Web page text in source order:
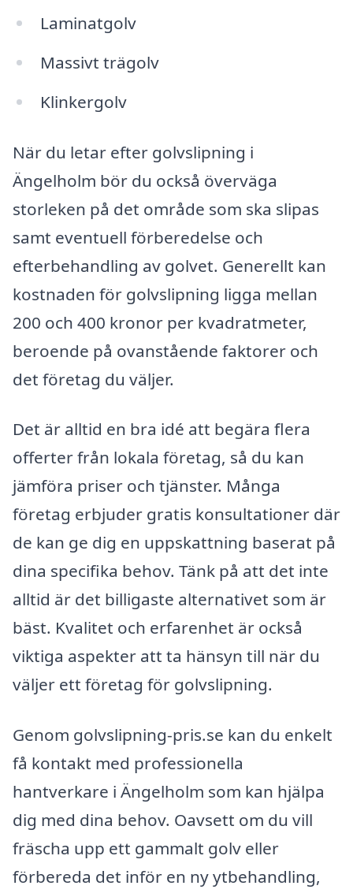
Laminatgolv
Massivt trägolv
Klinkergolv
När du letar efter golvslipning i
Ängelholm bör du också överväga
storleken på det område som ska slipas
samt eventuell förberedelse och
efterbehandling av golvet. Generellt kan
kostnaden för golvslipning ligga mellan
200 och 400 kronor per kvadratmeter,
beroende på ovanstående faktorer och
det företag du väljer.
Det är alltid en bra idé att begära flera
offerter från lokala företag, så du kan
jämföra priser och tjänster. Många
företag erbjuder gratis konsultationer där
de kan ge dig en uppskattning baserat på
dina specifika behov. Tänk på att det inte
alltid är det billigaste alternativet som är
bäst. Kvalitet och erfarenhet är också
viktiga aspekter att ta hänsyn till när du
väljer ett företag för golvslipning.
Genom golvslipning-pris.se kan du enkelt
få kontakt med professionella
hantverkare i Ängelholm som kan hjälpa
dig med dina behov. Oavsett om du vill
fräscha upp ett gammalt golv eller
förbereda det inför en ny ytbehandling,